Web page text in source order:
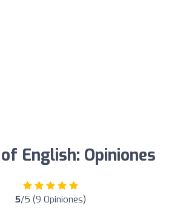
English: Opiniones
5/5 (9 Opiniones)